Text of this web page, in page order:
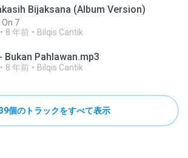
Bijaksana (Album Version)
7
8 年前 Bilqis Cantik
Bukan Pahlawan.mp3
8 年前 Bilqis Cantik
個のトラックをすべて表示